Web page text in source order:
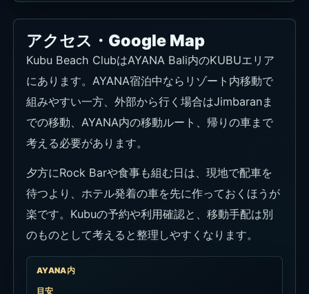
アクセス・Google Map
Kubu Beach ClubはAYANA Bali内のKUBUエリア
にあります。AYANA宿泊中ならリゾート内移動で
組みやすい一方、外部から行く場合はJimbaranま
での移動、AYANA内の移動ルート、帰りの車まで
考える必要があります。
夕方にRock Barや食事も組む日は、現地で配車を
待つより、ホテル発着の車を先に作っておくほうが
楽です。Kubuの予約や利用確認と、移動手配は別
のものとして考えると整理しやすくなります。
AYANA内
目安